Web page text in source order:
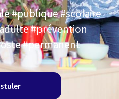
#publique #scolaire
#prévention
#permanent